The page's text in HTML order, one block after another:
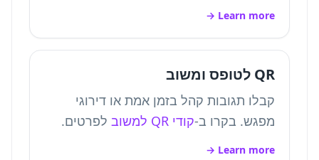
Learn more →
QR לטופס ומשוב
קבלו תגובות קהל בזמן אמת או דירוגי
מפגש. בקרו ב-קודי QR למשוב לפרטים.
Learn more →